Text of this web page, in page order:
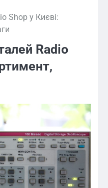
Shop у Києві:
Radio